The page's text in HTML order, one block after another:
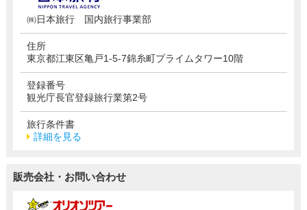
㈱日本旅行 国内旅行事業部
住所
東京都江東区亀戸1-5-7錦糸町プライムタワー10階
登録番号
観光庁長官登録旅行業第2号
旅行条件書
詳細を見る
販売会社・お問い合わせ